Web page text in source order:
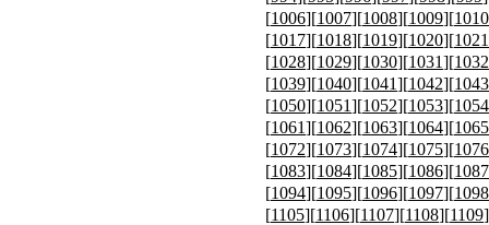
[1006][1007][1008][1009][1010
[1017][1018][1019][1020][1021
[1028][1029][1030][1031][1032
[1039][1040][1041][1042][1043
[1050][1051][1052][1053][1054
[1061][1062][1063][1064][1065
[1072][1073][1074][1075][1076
[1083][1084][1085][1086][1087
[1094][1095][1096][1097][1098
[1105][1106][1107][1108][1109